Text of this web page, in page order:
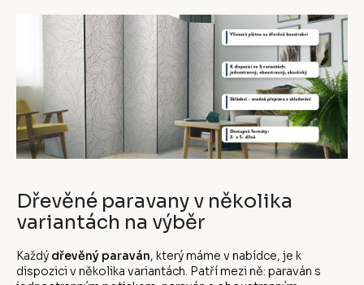
Dřevěné paravany v několika
variantách na výběr
Každý dřevěný paraván, který máme v nabídce, je k
dispozici v několika variantách. Patří mezi ně: paraván s